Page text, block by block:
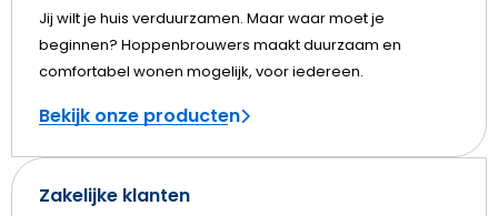
Jij wilt je huis verduurzamen. Maar waar moet je
beginnen? Hoppenbrouwers maakt duurzaam en
comfortabel wonen mogelijk, voor iedereen.
Bekijk onze producten
Zakelijke klanten